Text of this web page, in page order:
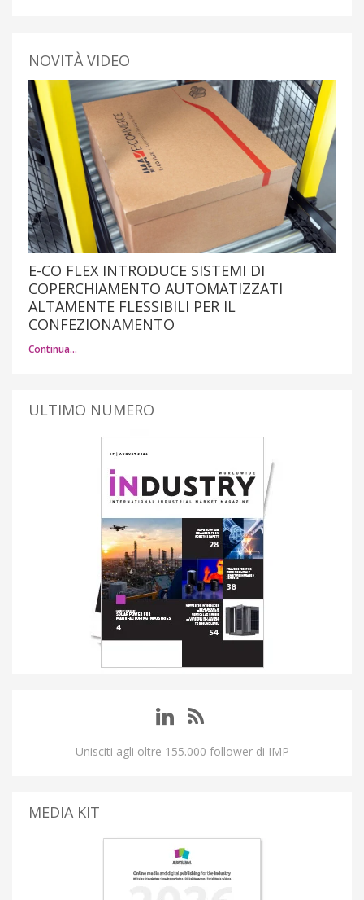
NOVITÀ VIDEO
E-CO FLEX INTRODUCE SISTEMI DI
COPERCHIAMENTO AUTOMATIZZATI
ALTAMENTE FLESSIBILI PER IL
CONFEZIONAMENTO
Continua…
ULTIMO NUMERO
Unisciti agli oltre 155.000 follower di IMP
MEDIA KIT